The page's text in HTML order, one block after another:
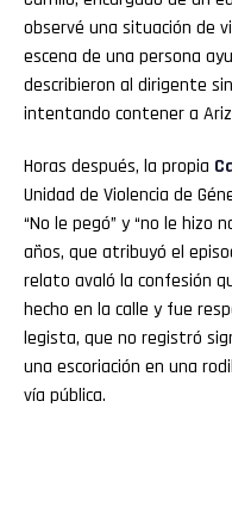
observé una situación de
escena de una persona
describieron al dirigente
intentando contener a
Horas después, la propia
Unidad de Violencia de
“No le pegó” y “no le hizo
años, que atribuyó el
relato avaló la confesión
hecho en la calle y fue
legista, que no registró
una escoriación en una
vía pública.